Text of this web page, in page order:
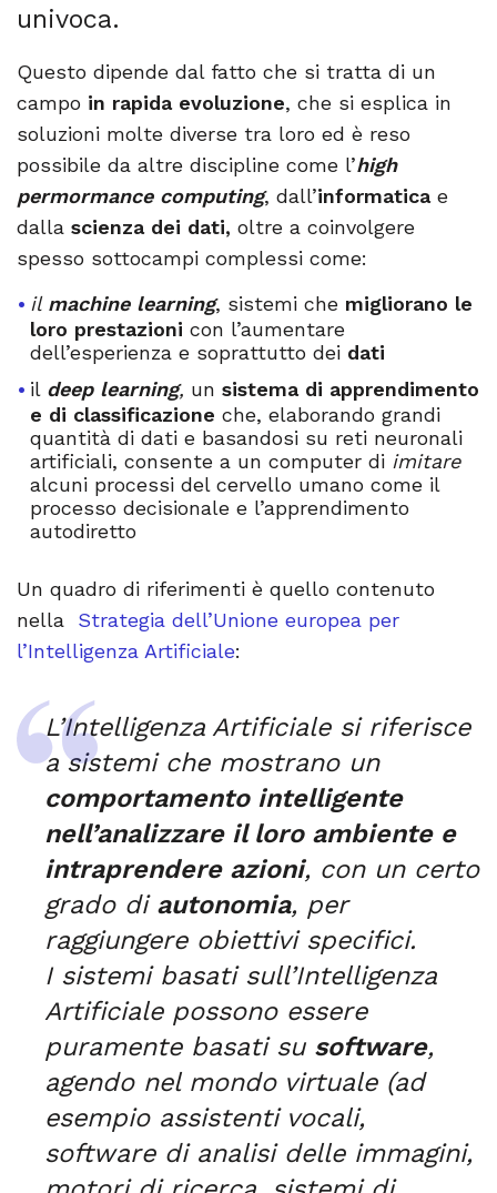
univoca.
Questo dipende dal fatto che si tratta di un
campo in rapida evoluzione, che si esplica in
soluzioni molte diverse tra loro ed è reso
possibile da altre discipline come l’high
permormance computing, dall’informaticae
dalla scienza dei dati, oltre a coinvolgere
spesso sottocampi complessi come:
il machine learning, sistemi che migliorano le
loro prestazioni con l’aumentare
dell’esperienza e soprattutto dei dati
il deep learning, un sistema di apprendimento
e di classificazione che, elaborando grandi
quantità di dati e basandosi su reti neuronali
artificiali, consente a un computer di imitare
alcuni processi del cervello umano come il
processo decisionale e l’apprendimento
autodiretto
Un quadro di riferimenti è quello contenuto
nella Strategia dell’Unione europea per
l’Intelligenza Artificiale:
L’Intelligenza Artificiale si riferisce
a sistemi che mostrano un
comportamento intelligente
nell’analizzare il loro ambiente e
intraprendere azioni, con un certo
grado di autonomia, per
raggiungere obiettivi specifici.
I sistemi basati sull’Intelligenza
Artificiale possono essere
puramente basati su software,
agendo nel mondo virtuale (ad
esempio assistenti vocali,
software di analisi delle immagini,